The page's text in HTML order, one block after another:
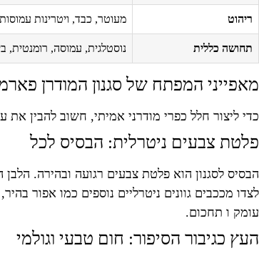
ריהוט מעוטר, כבד, ויטרינות
תחושה כללית נוסטלגית, עמוסה, רומנטית,
מאפייני המפתח של סגנון המודרן
כדי ליצור חלל כפרי מודרני אמיתי, חשוב להבין
פלטת צבעים ניטרלית: הבסיס לכל
הבסיס לסגנון הוא פלטת צבעים רגועה ובהירה.
לצדו מככבים גוונים ניטרליים נוספים כמו אפור
עומק ו תחכום.
העץ כגיבור הסיפור: חום טבעי וגולמי